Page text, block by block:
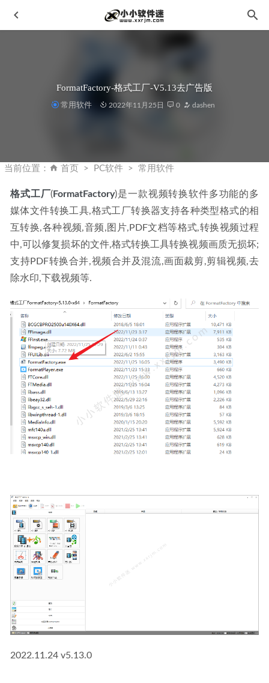
FormatFactory-格式工厂-V5.13去广告版
常用软件 2022年11月25日 0 dashen
当前位置： 首页 PC软件 常用软件
格式工厂(FormatFactory)是一款视频转换软件多功能的多
媒体文件转换工具,格式工厂转换器支持各种类型格式的相
互转换,各种视频,音频,图片,PDF文档等格式,转换视频过程
中,可以修复损坏的文件,格式转换工具转换视频画质无损坏;
支持PDF转换合并,视频合并及混流,画面裁剪,剪辑视频,去
除水印,下载视频等.
2022.11.24 v5.13.0
2023-03-07
ON1 Photo RAW 2023 v17.5.0.13960中文修正版-智能照片编
辑软件 2023-05-28
Topaz Video AI 3.2.6免安装中文汉化便携版-AI智能增强视频
工具 2023-05-19
Adobe InDesign 2023 v18.4.0.56 中文破解版 2023-07-10